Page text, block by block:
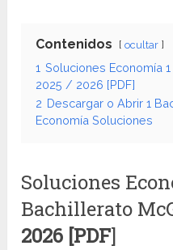
Contenidos ocultar
1 Soluciones Economía
2025 / 2026 [PDF]
2 Descargar o Abrir 1
Economía Soluciones
Soluciones
Bachillerato
2026 [PDF]